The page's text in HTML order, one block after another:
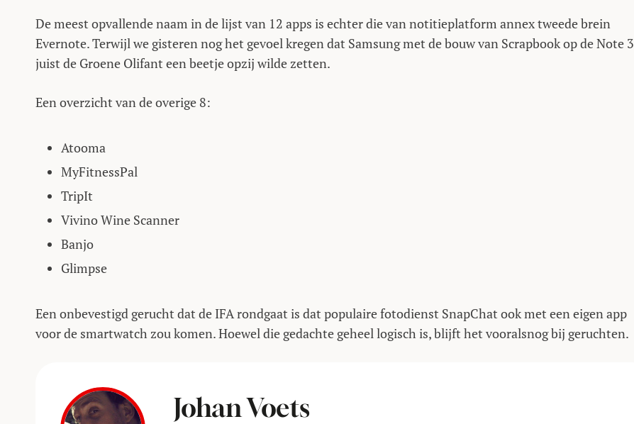
De meest opvallende naam in de lijst van 12 apps is echter die van notitieplatform annex tweede brein
Evernote. Terwijl we gisteren nog het gevoel kregen dat Samsung met de bouw van Scrapbook op de Note 3
juist de Groene Olifant een beetje opzij wilde zetten.
Een overzicht van de overige 8:
Atooma
MyFitnessPal
TripIt
Vivino Wine Scanner
Banjo
Glimpse
Een onbevestigd gerucht dat de IFA rondgaat is dat populaire fotodienst SnapChat ook met een eigen app
voor de smartwatch zou komen. Hoewel die gedachte geheel logisch is, blijft het vooralsnog bij geruchten.
Johan Voets